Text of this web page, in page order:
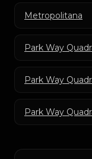
Metropolitana
Park Way
Park Way
Park Way